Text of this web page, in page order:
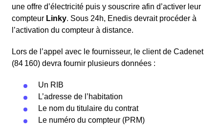
une offre d’électricité puis y souscrire afin d’activer leur
compteur Linky. Sous 24h, Enedis devrait procéder à
l’activation du compteur à distance.
Lors de l’appel avec le fournisseur, le client de Cadenet
(84 160) devra fournir plusieurs données :
Un RIB
L’adresse de l’habitation
Le nom du titulaire du contrat
Le numéro du compteur (PRM)